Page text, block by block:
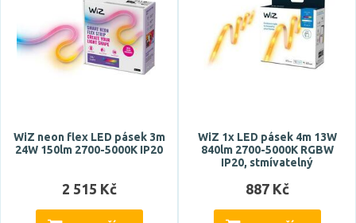
WiZ neon flex LED pásek 3m
24W 150lm 2700-5000K IP20
2 515 Kč
WiZ 1x LED pásek 4m 13W
840lm 2700-5000K RGBW
IP20, stmívatelný
887 Kč